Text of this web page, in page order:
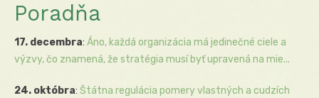
Poradňa
17. decembra: Áno, každá organizácia má jedinečné ciele a
výzvy, čo znamená, že stratégia musí byť upravená na mie...
24. októbra: Štátna regulácia pomery vlastných a cudzích